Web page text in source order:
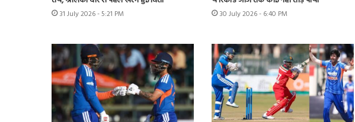
31 July 2026 - 5:21 PM 30 July 2026 - 6:40 PM